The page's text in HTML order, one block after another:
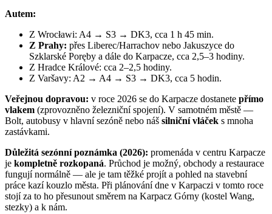
Autem:
Z Wrocławi: A4 → S3 → DK3, cca 1 h 45 min.
Z Prahy: přes Liberec/Harrachov nebo Jakuszyce do
Szklarské Poręby a dále do Karpacze, cca 2,5–3 hodiny.
Z Hradce Králové: cca 2–2,5 hodiny.
Z Varšavy: A2 → A4 → S3 → DK3, cca 5 hodin.
Veřejnou dopravou: v roce 2026 se do Karpacze dostanete přímo
vlakem (zprovozněno železniční spojení). V samotném městě —
Bolt, autobusy v hlavní sezóně nebo náš silniční vláček s mnoha
zastávkami.
Důležitá sezónní poznámka (2026): promenáda v centru Karpacze
je kompletně rozkopaná. Průchod je možný, obchody a restaurace
fungují normálně — ale je tam těžké projít a pohled na stavební
práce kazí kouzlo města. Při plánování dne v Karpaczi v tomto roce
stojí za to ho přesunout směrem na Karpacz Górny (kostel Wang,
stezky) a k nám.